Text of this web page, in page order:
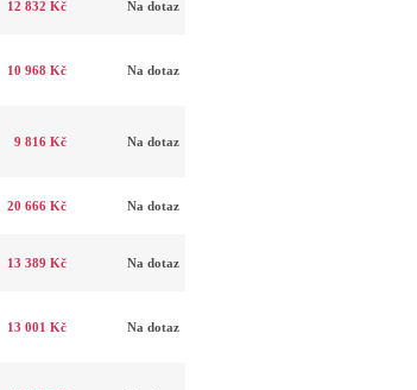
12 832 Kč Na dotaz
10 968 Kč Na dotaz
9 816 Kč Na dotaz
20 666 Kč Na dotaz
13 389 Kč Na dotaz
13 001 Kč Na dotaz